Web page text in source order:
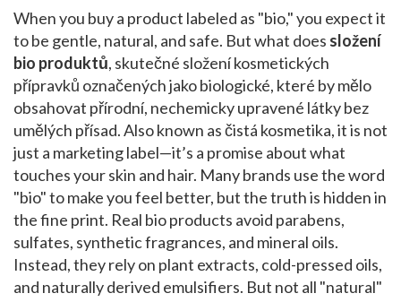
When you buy a product labeled as "bio," you expect it
to be gentle, natural, and safe. But what does složení
bio produktů, skutečné složení kosmetických
přípravků označených jako biologické, které by mělo
obsahovat přírodní, nechemicky upravené látky bez
umělých přísad. Also known asčistá kosmetika, it is not
just a marketing label—it’s a promise about what
touches your skin and hair. Many brands use the word
"bio" to make you feel better, but the truth is hidden in
the fine print. Real bio products avoid parabens,
sulfates, synthetic fragrances, and mineral oils.
Instead, they rely on plant extracts, cold-pressed oils,
and naturally derived emulsifiers. But not all "natural"